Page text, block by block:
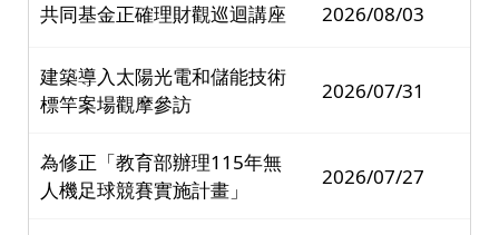
共同基金正確理財觀巡迴講座 2026/08/03
建築導入太陽光電和儲能技術
標竿案場觀摩參訪
2026/07/31
為修正「教育部辦理115年無
人機足球競賽實施計畫」
2026/07/27